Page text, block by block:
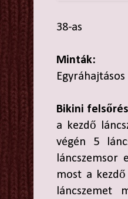
38-as
Minták:
Bikini
a kezdő
végén 5
láncszemsor
most a
láncszemet